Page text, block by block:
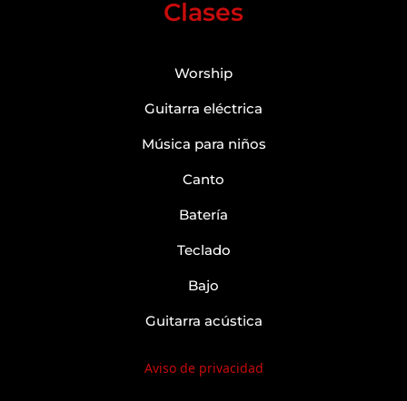
Clases
Worship
Guitarra eléctrica
Música para niños
Canto
Batería
Teclado
Bajo
Guitarra acústica
Aviso de privacidad